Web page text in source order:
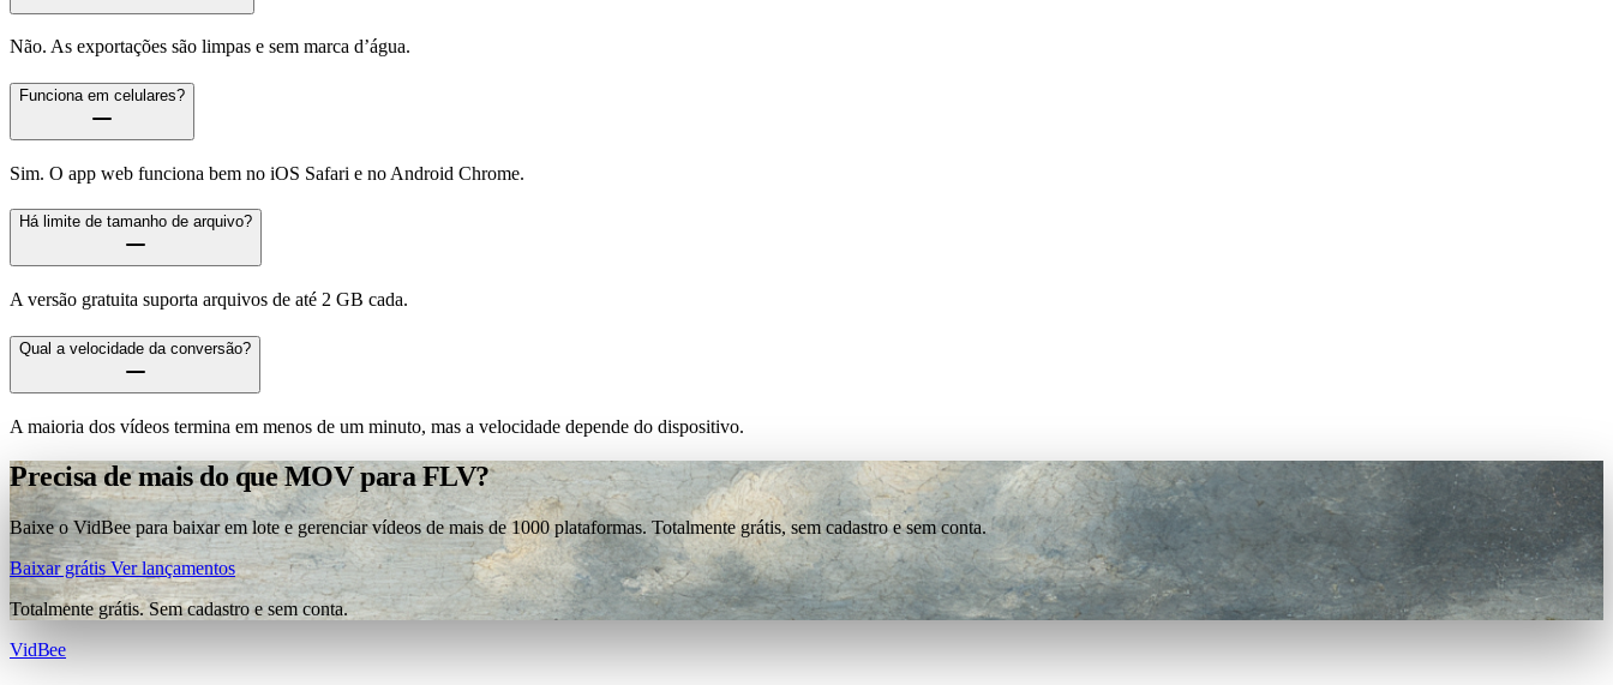
Não. As exportações são limpas e sem marca d’água.
Funciona em celulares?
Sim. O app web funciona bem no iOS Safari e no Android Chrome.
Há limite de tamanho de arquivo?
A versão gratuita suporta arquivos de até 2 GB cada.
Qual a velocidade da conversão?
A maioria dos vídeos termina em menos de um minuto, mas a velocidade depende do dispositivo.
Precisa de mais do que MOV para FLV?
Baixe o VidBee para baixar em lote e gerenciar vídeos de mais de 1000 plataformas. Totalmente grátis, sem cadastro e sem conta.
Baixar grátisVer lançamentos
Totalmente grátis. Sem cadastro e sem conta.
VidBee